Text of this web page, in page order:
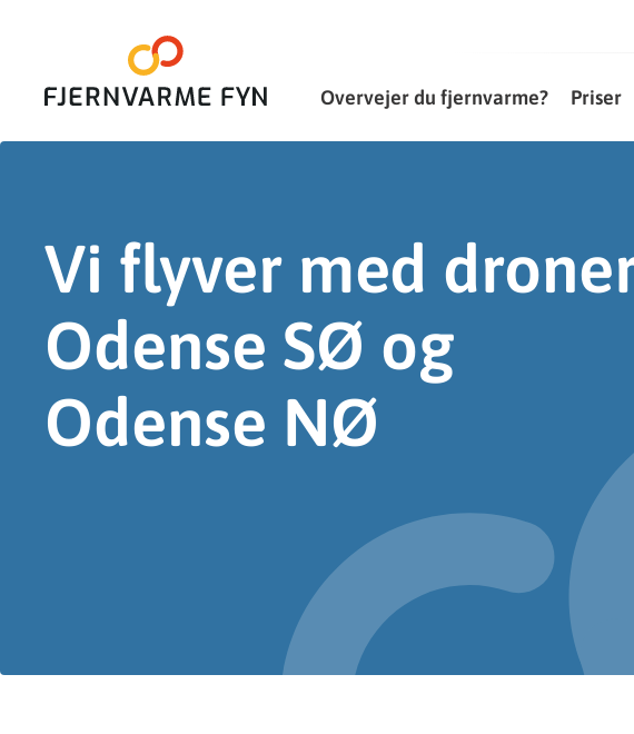
Overvejer du fjernvarme? Priser
Vi flyver med
Odense SØ og
Odense NØ